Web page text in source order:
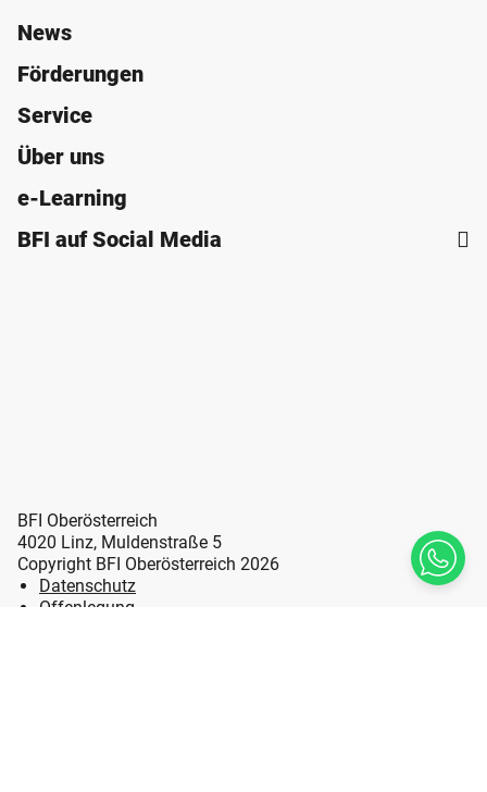
News
Förderungen
Service
Über uns
e-Learning
BFI auf Social Media
BFI Oberösterreich
4020 Linz, Muldenstraße 5
Copyright BFI Oberösterreich 2026
Datenschutz
Offenlegung